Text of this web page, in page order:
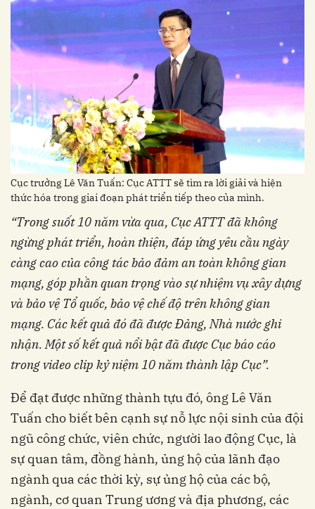
Cục trưởng Lê Văn Tuấn: Cục ATTT sẽ tìm ra lời giải và hiện
thức hóa trong giai đoạn phát triển tiếp theo của mình.
“Trong suốt 10 năm vừa qua, Cục ATTT đã không
ngừng phát triển, hoàn thiện, đáp ứng yêu cầu ngày
càng cao của công tác bảo đảm an toàn không gian
mạng, góp phần quan trọng vào sự nhiệm vụ xây dựng
và bảo vệ Tổ quốc, bảo vệ chế độ trên không gian
mạng. Các kết quả đó đã được Đảng, Nhà nước ghi
nhận. Một số kết quả nổi bật đã được Cục báo cáo
trong video clip kỷ niệm 10 năm thành lập Cục”.
Để đạt được những thành tựu đó, ông Lê Văn
Tuấn cho biết bên cạnh sự nỗ lực nội sinh của đội
ngũ công chức, viên chức, người lao động Cục, là
sự quan tâm, đồng hành, ủng hộ của lãnh đạo
ngành qua các thời kỳ, sự ủng hộ của các bộ,
ngành, cơ quan Trung ương và địa phương, các